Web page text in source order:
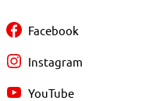
Facebook
Instagram
YouTube